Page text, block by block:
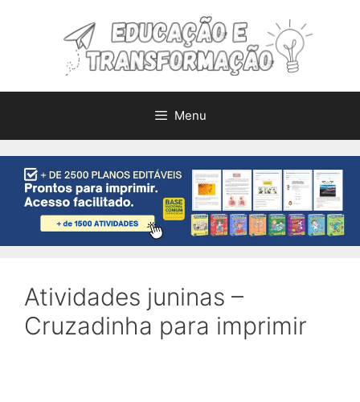
Menu
Atividades juninas –
Cruzadinha para imprimir